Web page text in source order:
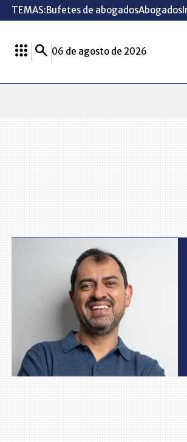
TEMAS:Bufetes de abogadosAbogados
06 de agosto de 2026